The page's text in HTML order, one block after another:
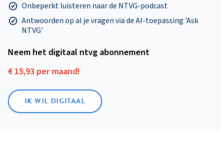
Onbeperkt luisteren naar de NTVG-podcast
Antwoorden op al je vragen via de AI-toepassing 'Ask
NTVG'
Neem het digitaal ntvg abonnement
€ 15,93 per maand!
IK WIL DIGITAAL